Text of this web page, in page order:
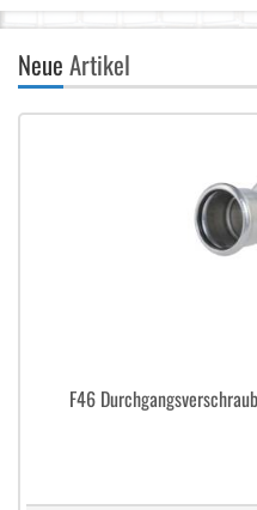
NeueArtikel
F46